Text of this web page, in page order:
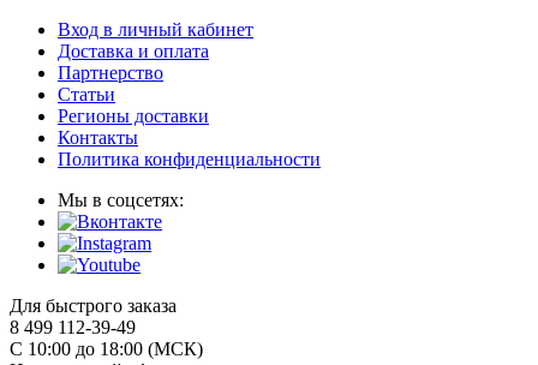
Вход в личный кабинет
Доставка и оплата
Партнерство
Статьи
Регионы доставки
Контакты
Политика конфиденциальности
Мы в соцсетях:
Для быстрого заказа
8 499 112-39-49
С 10:00 до 18:00 (МСК)